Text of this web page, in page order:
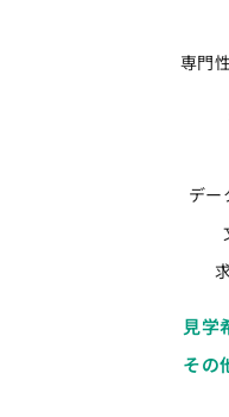
専門
デー
見学
その